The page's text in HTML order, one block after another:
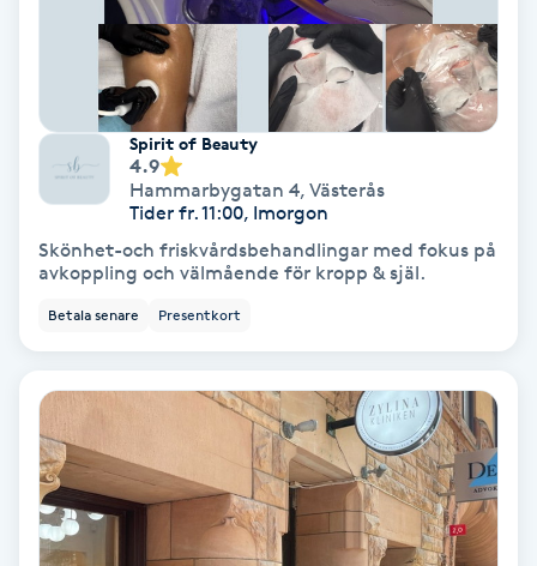
Spa-pedikyr
Stylist
Svensk massage
Svettbehandling
Tuina-massage
Taktil massage
Spirit of Beauty
4.9
Hammarbygatan 4, Västerås
Tider fr. 11:00, Imorgon
Skönhet-och friskvårdsbehandlingar med fokus på
avkoppling och välmående för kropp & själ.
Betala senare Presentkort